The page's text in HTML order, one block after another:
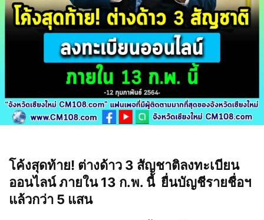
โค้งสุดท้าย! ต่างด้าว 3 สัญชาติลงทะเบียน
ออนไลน์ ภายใน 13 ก.พ. นี้ ยื่นบัญชีรายชื่อฯ
แล้วกว่า 5 แสน